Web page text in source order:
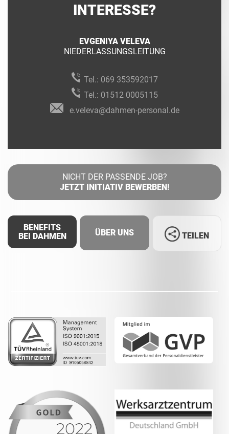
INTERESSE?
EVGENIYA VELEVA
NIEDERLASSUNGSLEITUNG
Tel.: 069 353592017
Tel.: 01512 0005115
e.veleva@dahmen-personal.de
NICHT DER PASSENDE JOB?
JETZT INITIATIV BEWERBEN!
BENEFITS
BEI DAHMEN
ÜBER UNS TEILEN